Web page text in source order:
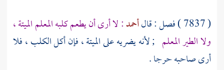
( 7837 ) فصل : قال
أحمد: لا أرى أن يطعم كلبه المعلم الميتة ،
ولا الطير المعلم ; لأنه يضريه على الميتة ، فإن أكل الكلب ، فلا
أرى صاحبه حرجا .